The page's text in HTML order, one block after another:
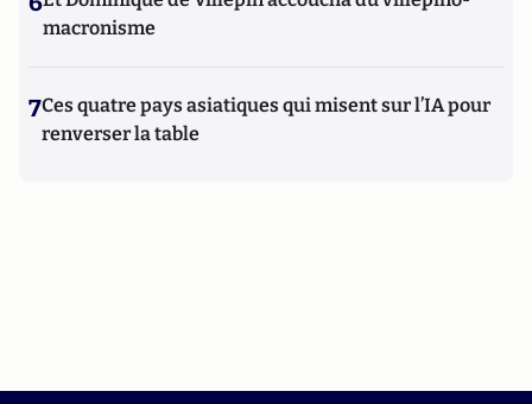
macronisme
7Ces quatre pays asiatiques qui misent sur l’IA pour
renverser la table